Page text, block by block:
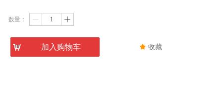
끄 收藏
数量： ꄷ ꄸ
낙 加入购物车